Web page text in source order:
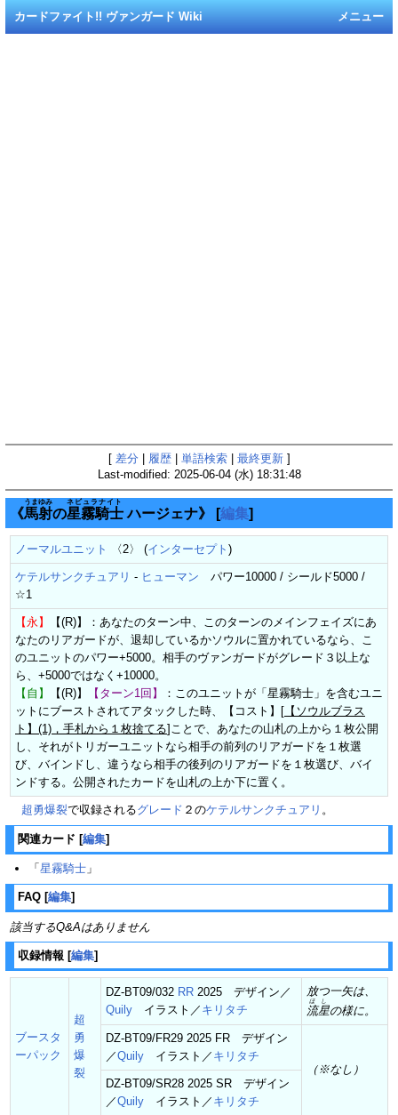
メニュー
カードファイト!! ヴァンガード Wiki
[ 差分 履歴| 単語検索| 最終更新]
Last-modified: 2025-06-04 (水) 18:31:48
《馬
うま
射
ゆみ
の星霧騎士
ネビュラナイト
ハージェナ》 [編集]
ノーマルユニット 〈2〉 (インターセプト )
ケテルサンクチュアリ - ヒューマン パワー10000 / シールド5000 /
☆1
【永】
【(R)】：あなたのターン中、このターンのメインフェイズにあ
なたのリアガードが、退却しているかソウルに置かれているなら、こ
のユニットのパワー+5000。相手のヴァンガードがグレード３以上な
ら、+5000ではなく+10000。
【自】
【(R)】 【ターン1回】
：このユニットが「星霧騎士」を含むユニ
ットにブーストされてアタックした時、【コスト】[ 【ソウルブラス
ト】(1)，手札から１枚捨てる]ことで、あなたの山札の上から１枚公開
し、それがトリガーユニットなら相手の前列のリアガードを１枚選
び、バインドし、違うなら相手の後列のリアガードを１枚選び、バイ
ンドする。公開されたカードを山札の上か下に置く。
超勇爆裂で収録されるグレード ２のケテルサンクチュアリ 。
関連カード [編集]
「 星霧騎士 」
FAQ [編集]
該当するQ&Aはありません
収録情報 [編集]
ブースタ
ーパック
超
勇
爆
裂
DZ-BT09/032 RR 2025 デザイン／
Quily イラスト／ キリタチ
放つ一矢は、
流星
ほし
の様に。
DZ-BT09/FR29 2025 FR デザイン
／Quily イラスト／ キリタチ
（※なし）
DZ-BT09/SR28 2025 SR デザイン
／Quily イラスト／ キリタチ